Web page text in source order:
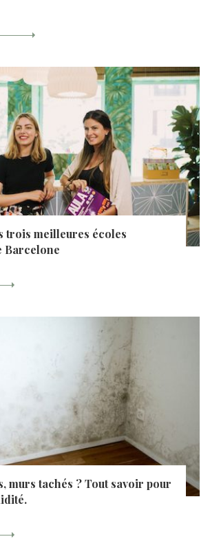
trois meilleures écoles
Barcelone
murs tachés ? Tout savoir pour